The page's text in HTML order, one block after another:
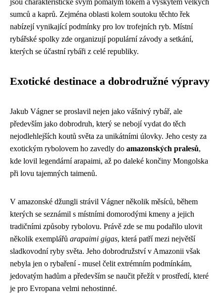
sumců a kaprů. Zejména oblasti kolem soutoku těchto řek
nabízejí vynikající podmínky pro lov trofejních ryb. Místní
rybářské spolky zde organizují populární závody a setkání,
kterých se účastní rybáři z celé republiky.
Exotické destinace a dobrodružné výpravy
Jakub Vágner se proslavil nejen jako vášnivý rybář, ale
především jako dobrodruh, který se nebojí vydat do těch
nejodlehlejších koutů světa za unikátními úlovky. Jeho cesty za
exotickým rybolovem ho zavedly do amazonských pralesů,
kde lovil legendární arapaimi, až po daleké končiny Mongolska
při lovu tajemných taimenů.
V amazonské džungli strávil Vágner několik měsíců, během
kterých se seznámil s místními domorodými kmeny a jejich
tradičními způsoby rybolovu. Právě zde se mu podařilo ulovit
několik exemplářů arapaimi gigas, která patří mezi největší
sladkovodní ryby světa. Jeho dobrodružství v Amazonii však
nebyla jen o rybaření - musel čelit extrémním podmínkám,
jedovatým hadům a především se naučit přežít v prostředí, které
je pro Evropana velmi nehostinné.